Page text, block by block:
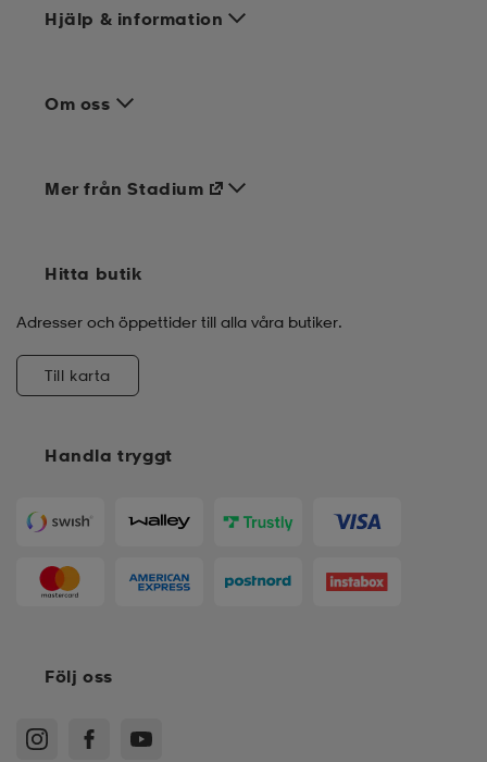
Hjälp & information
Om oss
Handla tryggt
Mer från Stadium
Hitta butik
Adresser och öppettider till alla våra butiker.
Till karta
Följ oss